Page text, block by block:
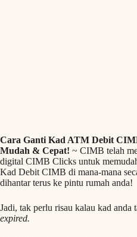
Cara Ganti Kad ATM Debit
Mudah & Cepat! ~ CIMB telah
digital CIMB Clicks untuk
Kad Debit CIMB di mana-mana
dihantar terus ke pintu rumah anda!
Jadi, tak perlu risau kalau kad anda
expired.